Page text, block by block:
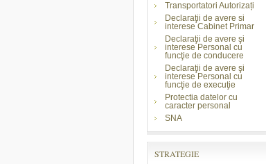
Transportatori Autorizați
Declaraţii de avere si
interese Cabinet Primar
Declaraţii de avere şi
interese Personal cu
funcţie de conducere
Declaraţii de avere şi
interese Personal cu
funcţie de execuţie
Protectia datelor cu
caracter personal
SNA
STRATEGIE